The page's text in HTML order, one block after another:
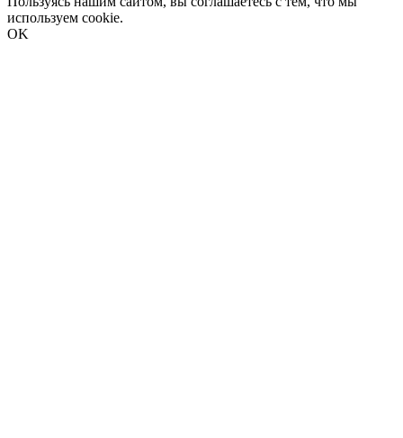
используем cookie.
OK